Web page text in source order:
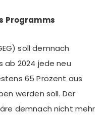
Programms
soll demnach
ab 2024 jede neu
65 Prozent aus
werden soll. Der
demnach nicht mehr